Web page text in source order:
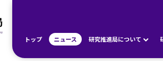
トップ ニュース 研究推進局について